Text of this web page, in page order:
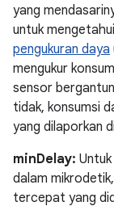
yang
untuk
pengukuran daya
mengukur
sensor
tidak, konsumsi
yang dilaporkan
minDelay:
dalam
tercepat yang